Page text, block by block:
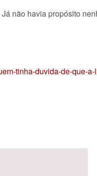
não havia propósito
tinha-duvida-de-que-